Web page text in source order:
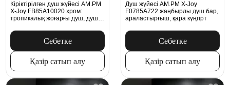
Кіріктірілген душ жүйесі AM.PM
X-Joy FB85A10020 хром:
тропикалық жоғарғы душ, душ
шүмек
Себетке
Қазір сатып алу
Душ жүйесі AM.PM X-Joy
F0785A722 жаңбырлы душ бар,
араластырғыш, қара күңгірт
Себетке
Қазір сатып алу